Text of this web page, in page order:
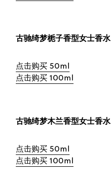
古驰绮梦栀子香型女士香水
点击购买 50ml
点击购买 100ml
古驰绮梦木兰香型女士香水
点击购买 50ml
点击购买 100ml